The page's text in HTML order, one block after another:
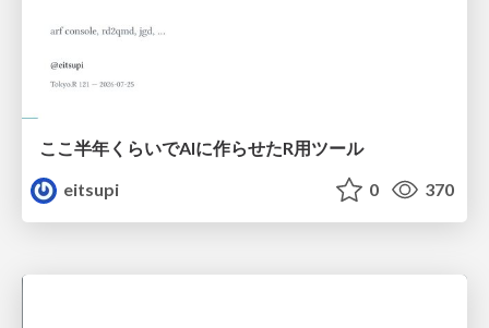
ここ半年くらいでAIに作らせたR用ツール
eitsupi
0 370